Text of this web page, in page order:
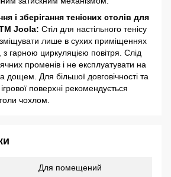
і зберігання тенісних столів для
ТМ Joola: Стіл для настільного тенісу
лише в сухих приміщеннях
з гарною циркуляцією повітря. Слід
променів і не експлуатувати на
дощем. Для більшої довговічності та
ігрової поверхні рекомендується
чохлом.
Для помещений